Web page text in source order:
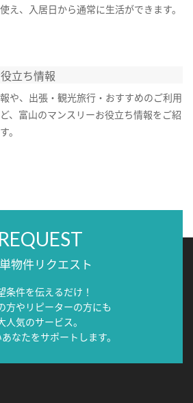
え、入居日から通常に生活ができます。
立ち情報
や、出張・観光旅行・おすすめのご利用
、富山のマンスリーお役立ち情報をご紹
。
REQUEST
物件リクエスト
条件を伝えるだけ！
方やリピーターの方にも
人気のサービス。
なたをサポートします。